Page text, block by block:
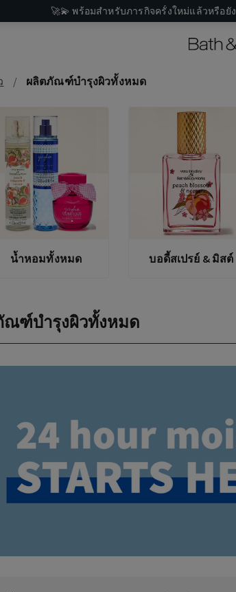
🚀💫 พร้อมสำหรับภารกิจครั้งใหม่แล้วหรือ
ผลิตภัณฑ์บำรุงผิวทั้งหมด
น้ำหอมทั้งหมด บอดี้สเปรย์ & มิสต์
ฑ์บำรุงผิวทั้งหมด